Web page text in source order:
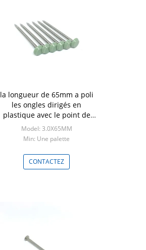
la longueur de 65mm a poli
les ongles dirigés en
plastique avec le point de
requin
Model: 3.0X65MM
Min: Une palette
CONTACTEZ